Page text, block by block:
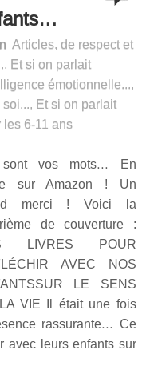
Articles,de respect et
, Et si on parlait
émotionnelle...,
, Et si on parlait
les 6-11 ans
vos mots… En
sur Amazon ! Un
merci ! Voici la
de couverture :
LIVRES POUR
AVEC NOS
LE SENS
VIE Il était une fois
rassurante… Ce
avec leurs enfants sur